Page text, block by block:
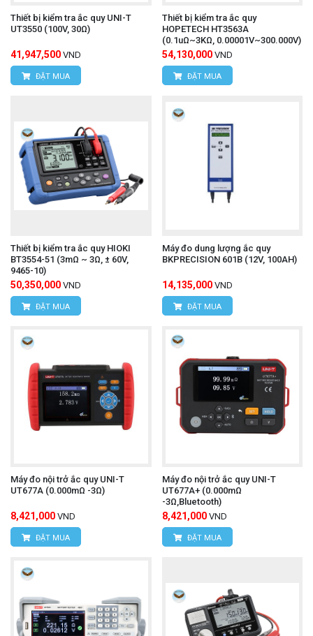
Thiết bị kiểm tra ắc quy UNI-T
UT3550 (100V, 30Ω)
41,947,500 VND
ĐẶT MUA
Thiết bị kiểm tra ắc quy
HOPETECH HT3563A
(0.1uΩ~3KΩ, 0.00001V~300.000V)
54,130,000 VND
ĐẶT MUA
Thiết bị kiểm tra ắc quy HIOKI
BT3554-51 (3mΩ ~ 3Ω, ± 60V,
9465-10)
50,350,000 VND
ĐẶT MUA
Máy đo dung lượng ắc quy
BKPRECISION 601B (12V, 100AH)
14,135,000 VND
ĐẶT MUA
Máy đo nội trở ắc quy UNI-T
UT677A (0.000mΩ -3Ω)
8,421,000 VND
ĐẶT MUA
Máy đo nội trở ắc quy UNI-T
UT677A+ (0.000mΩ
-3Ω,Bluetooth)
8,421,000 VND
ĐẶT MUA